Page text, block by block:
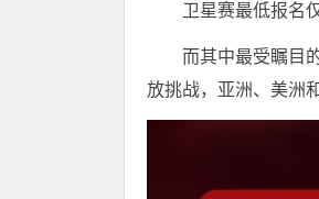
卫星赛最低报名
而其中最受瞩目
放挑战，亚洲、美洲